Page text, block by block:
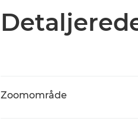
Zoomområde